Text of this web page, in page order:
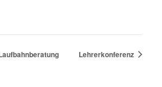
Lehrerkonferenz